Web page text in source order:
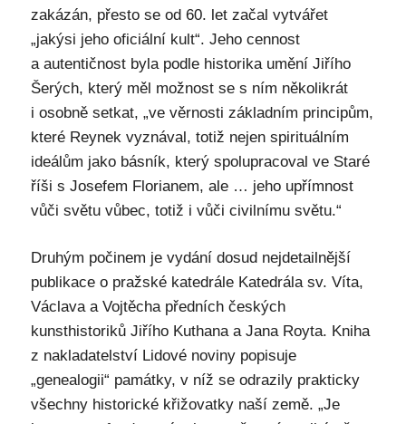
zakázán, přesto se od 60. let začal vytvářet
„jakýsi jeho oficiální kult“. Jeho cennost
a autentičnost byla podle historika umění Jiřího
Šerých, který měl možnost se s ním několikrát
i osobně setkat, „ve věrnosti základním principům,
které Reynek vyznával, totiž nejen spirituálním
ideálům jako básník, který spolupracoval ve Staré
říši s Josefem Florianem, ale … jeho upřímnost
vůči světu vůbec, totiž i vůči civilnímu světu.“
Druhým počinem je vydání dosud nejdetailnější
publikace o pražské katedrále Katedrála sv. Víta,
Václava a Vojtěcha předních českých
kunsthistoriků Jiřího Kuthana a Jana Royta. Kniha
z nakladatelství Lidové noviny popisuje
„genealogii“ památky, v níž se odrazily prakticky
všechny historické křižovatky naší země. „Je